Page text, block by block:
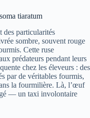
tiaratum
des particularités
sombre, souvent rouge
Cette ruse
prédateurs pendant leurs
chez les éleveurs : des
par de véritables fourmis,
la fourmilière. Là, l’œuf
— un taxi involontaire